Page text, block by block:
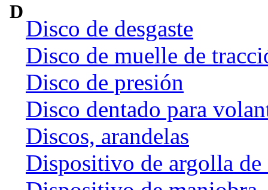
D
Disco de desgaste
Disco de muelle de
Disco de presión
Disco dentado para
Discos, arandelas
Dispositivo de argolla de